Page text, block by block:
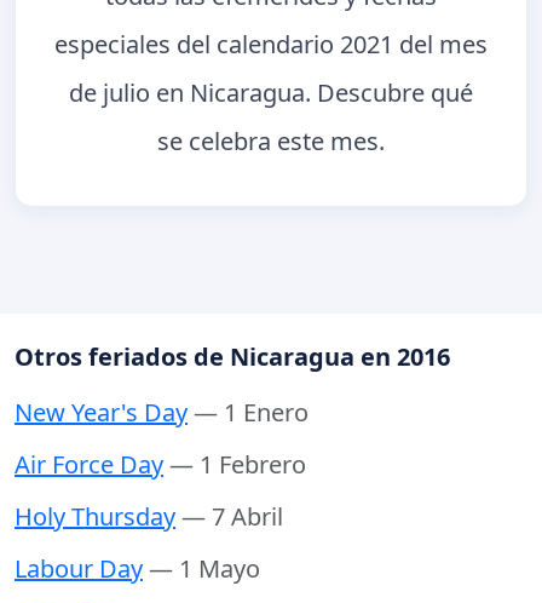
especiales del calendario 2021 del mes
de julio en Nicaragua. Descubre qué
se celebra este mes.
Otros feriados de Nicaragua en 2016
New Year's Day— 1 Enero
Air Force Day— 1 Febrero
Holy Thursday— 7 Abril
Labour Day— 1 Mayo